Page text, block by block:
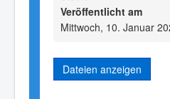
Veröffentlicht am
Mittwoch, 10. Januar
Dateien anzeigen